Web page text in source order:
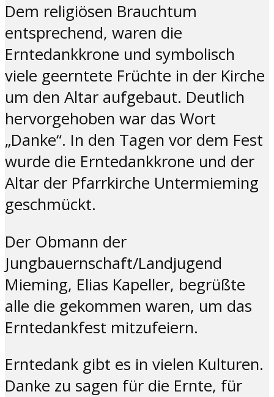
Dem religiösen Brauchtum
entsprechend, waren die
Erntedankkrone und symbolisch
viele geerntete Früchte in der Kirche
um den Altar aufgebaut. Deutlich
hervorgehoben war das Wort
„Danke“. In den Tagen vor dem Fest
wurde die Erntedankkrone und der
Altar der Pfarrkirche Untermieming
geschmückt.
Der Obmann der
Jungbauernschaft/Landjugend
Mieming, Elias Kapeller, begrüßte
alle die gekommen waren, um das
Erntedankfest mitzufeiern.
Erntedank gibt es in vielen Kulturen.
Danke zu sagen für die Ernte, für